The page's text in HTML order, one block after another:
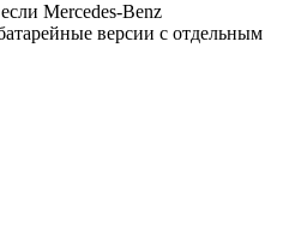
Mercedes-Benz
версии с отдельным